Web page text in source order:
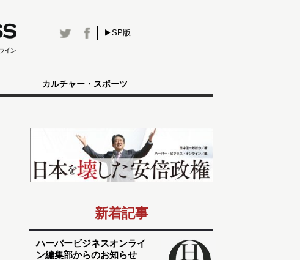
▶SP版
カルチャー・スポーツ
新着記事
ハーバービジネスオンライ
ン編集部からのお知らせ